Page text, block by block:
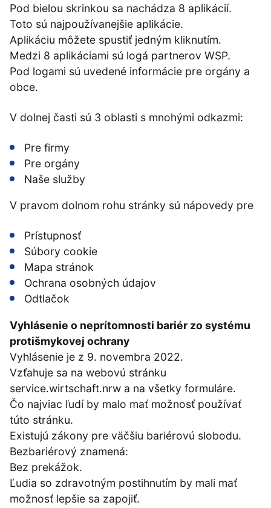
Pod bielou skrinkou sa nachádza 8 aplikácií.
Toto sú najpoužívanejšie aplikácie.
Aplikáciu môžete spustiť jedným kliknutím.
Medzi 8 aplikáciami sú logá partnerov WSP.
Pod logami sú uvedené informácie pre orgány a
obce.
V dolnej časti sú 3 oblasti s mnohými odkazmi:
Pre firmy
Pre orgány
Naše služby
V pravom dolnom rohu stránky sú nápovedy pre
Prístupnosť
Súbory cookie
Mapa stránok
Ochrana osobných údajov
Odtlačok
Vyhlásenie o neprítomnosti bariér zo systému
protišmykovej ochrany
Vyhlásenie je z 9. novembra 2022.
Vzťahuje sa na webovú stránku
service.wirtschaft.nrw a na všetky formuláre.
Čo najviac ľudí by malo mať možnosť používať
túto stránku.
Existujú zákony pre väčšiu bariérovú slobodu.
Bezbariérový znamená:
Bez prekážok.
Ľudia so zdravotným postihnutím by mali mať
možnosť lepšie sa zapojiť.